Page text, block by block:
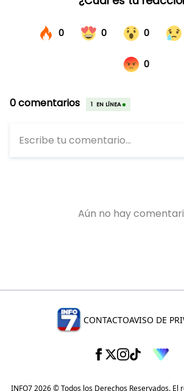
CONTACTOAVISO DE
INFO7 2026 © Todos los Derechos Reservados. El